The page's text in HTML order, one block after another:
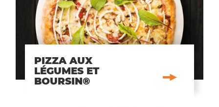
PIZZA AUX
LÉGUMES ET
BOURSIN®